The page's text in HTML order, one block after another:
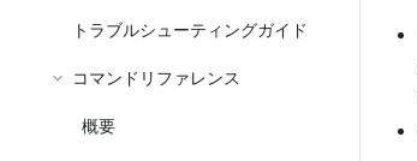
トラブルシューティングガイド
コマンドリファレンス
概要